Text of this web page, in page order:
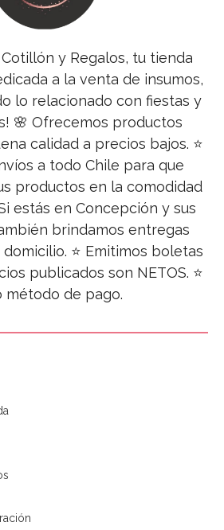
Cotillón y Regalos, tu tienda
a la venta de insumos,
lo relacionado con fiestas y
🌸 Ofrecemos productos
calidad a precios bajos. ⭐
a todo Chile para que
productos en la comodidad
estás en Concepción y sus
brindamos entregas
⭐ Emitimos boletas
publicados son NETOS. ⭐
método de pago.